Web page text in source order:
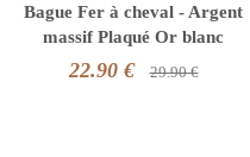
Bague Fer à cheval - Argent
massif Plaqué Or blanc
22.90 € 29.90 €